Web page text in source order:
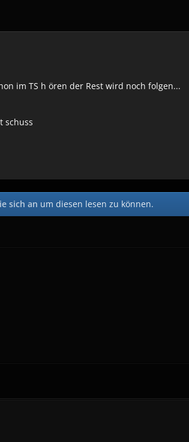
im TS h ören der Rest wird noch folgen...
schuss
sich an um diesen lesen zu können.